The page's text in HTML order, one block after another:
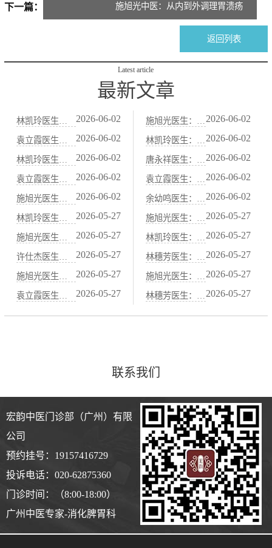
下一篇： 施旭光中医：从内到外调理胃溃疡
返回列表
Latest article
最新文章
2026-06-02 2026-06-02
2026-06-02 2026-06-02
2026-06-02 2026-06-02
2026-06-02 2026-06-02
2026-06-02 2026-06-02
2026-05-27 2026-05-27
2026-05-27 2026-05-27
2026-05-27 2026-05-27
2026-05-27 2026-05-27
2026-05-27 2026-05-27
联系我们
宏韵中医门诊部（广州）有限
公司
预约挂号：19157416729
投诉电话：020-62875360
门诊时间：（8:00-18:00）
广州中医专家-消化脾胃科